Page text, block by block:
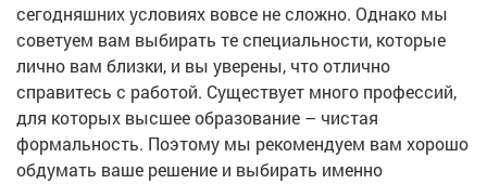
сегодняшних условиях вовсе не сложно. Однако мы
советуем вам выбирать те специальности, которые
лично вам близки, и вы уверены, что отлично
справитесь с работой. Существует много профессий,
для которых высшее образование – чистая
формальность. Поэтому мы рекомендуем вам хорошо
обдумать ваше решение и выбирать именно